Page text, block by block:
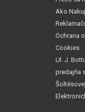
Ako
Ochrana
Cookies
Ul. J.
predajňa